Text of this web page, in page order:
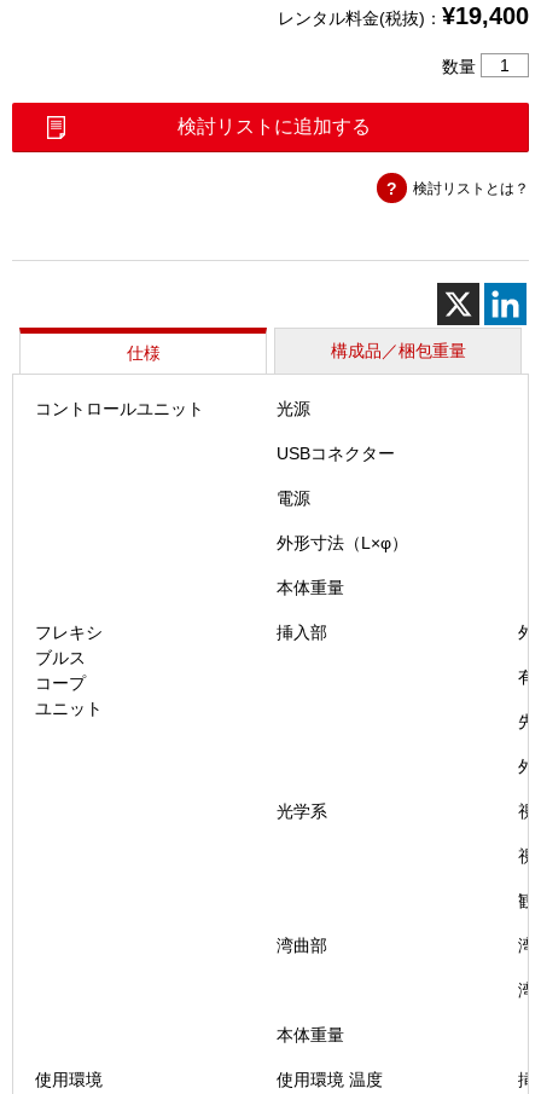
レンタル料金(税抜)： ¥19,400
数量
オ
ー
プ
（
検討リストに追加する
検討リストとは？
仕様 構成品／梱包重量
コントロールユニット 光源
USBコネクター
電源
外形寸法（L×φ）
本体重量
フレキシ
ブルス
コープ
ユニット
挿入部 外
有
先
外
光学系 視
視
観
湾曲部 湾
湾
本体重量
使用環境 使用環境 温度 挿